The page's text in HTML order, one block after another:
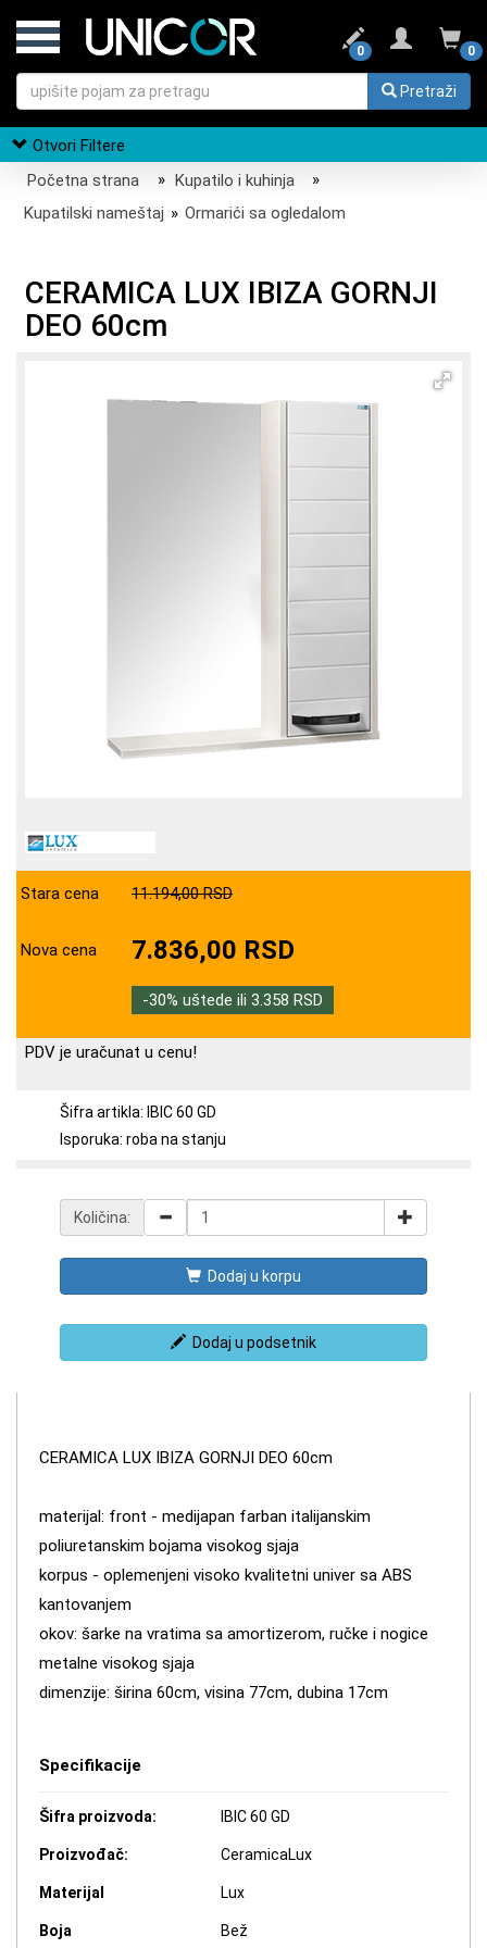
0
0
Pretraži
Otvori Filtere
Početna strana
» Kupatilo i kuhinja
»
Kupatilski nameštaj » Ormarići sa ogledalom
CERAMICA LUX IBIZA GORNJI
DEO 60cm
Stara cena 11.194,00 RSD
Nova cena 7.836,00 RSD
-30% uštede ili 3.358 RSD
PDV je uračunat u cenu!
Šifra artikla: IBIC 60 GD
Isporuka: roba na stanju
Količina:
Dodaj u korpu
Dodaj u podsetnik
CERAMICA LUX IBIZA GORNJI DEO 60cm
materijal: front - medijapan farban italijanskim
poliuretanskim bojama visokog sjaja
korpus - oplemenjeni visoko kvalitetni univer sa ABS
kantovanjem
okov: šarke na vratima sa amortizerom, ručke i nogice
metalne visokog sjaja
dimenzije: širina 60cm, visina 77cm, dubina 17cm
Specifikacije
Šifra proizvoda: IBIC 60 GD
Proizvođač: CeramicaLux
Materijal Lux
Boja Bež